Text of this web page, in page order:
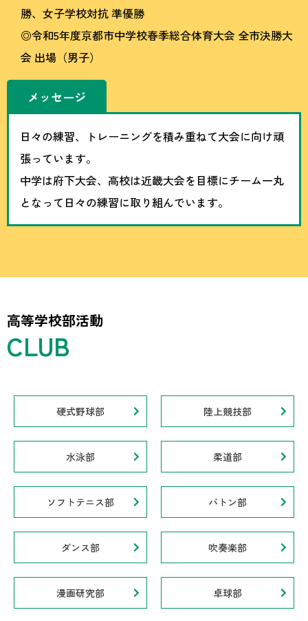
勝、女子学校対抗 準優勝
◎令和5年度京都市中学校春季総合体育大会 全市決勝大
会 出場（男子）
メッセージ
日々の練習、トレーニングを積み重ねて大会に向け頑
張っています。
中学は府下大会、高校は近畿大会を目標にチーム一丸
となって日々の練習に取り組んでいます。
高等学校部活動
硬式野球部 陸上競技部
水泳部 柔道部
ソフトテニス部 バトン部
ダンス部 吹奏楽部
漫画研究部 卓球部